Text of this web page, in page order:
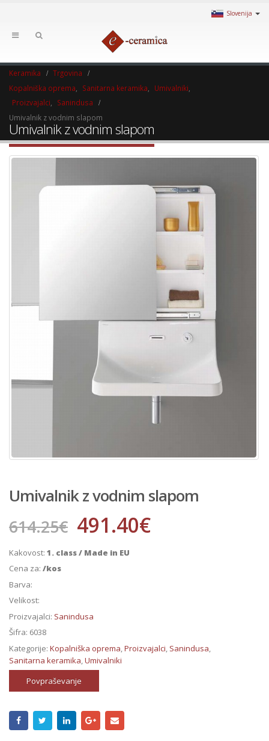
Slovenija
Keramika
Trgovina
Kopalniška oprema
Sanitarna keramika Umivalniki
Proizvajalci
Sanindusa
Umivalnik z vodnim slapom
Umivalnik z vodnim slapom
Umivalnik z vodnim slapom
614.25€ 491.40€
Kakovost: 1. class / Made in EU
Cena za: /kos
Barva:
Velikost:
Proizvajalci: Sanindusa
Šifra: 6038
Kategorije: Kopalniška oprema,Proizvajalci, Sanindusa,
Sanitarna keramika,Umivalniki
Povpraševanje